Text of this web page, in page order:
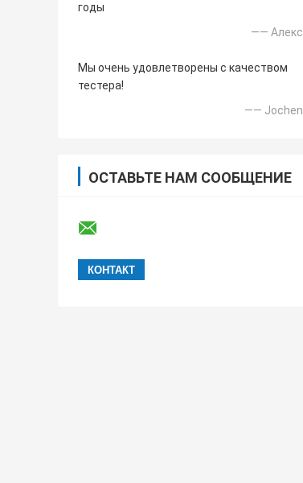
годы
—— Алекс
Мы очень удовлетворены с качеством
тестера!
—— Jochen
ОСТАВЬТЕ НАМ СООБЩЕНИЕ